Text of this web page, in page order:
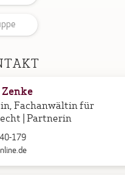
Zenke
Fachanwältin für
| Partnerin
179